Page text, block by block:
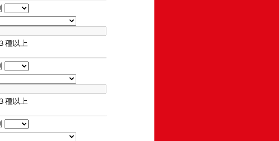
種以上
種以上